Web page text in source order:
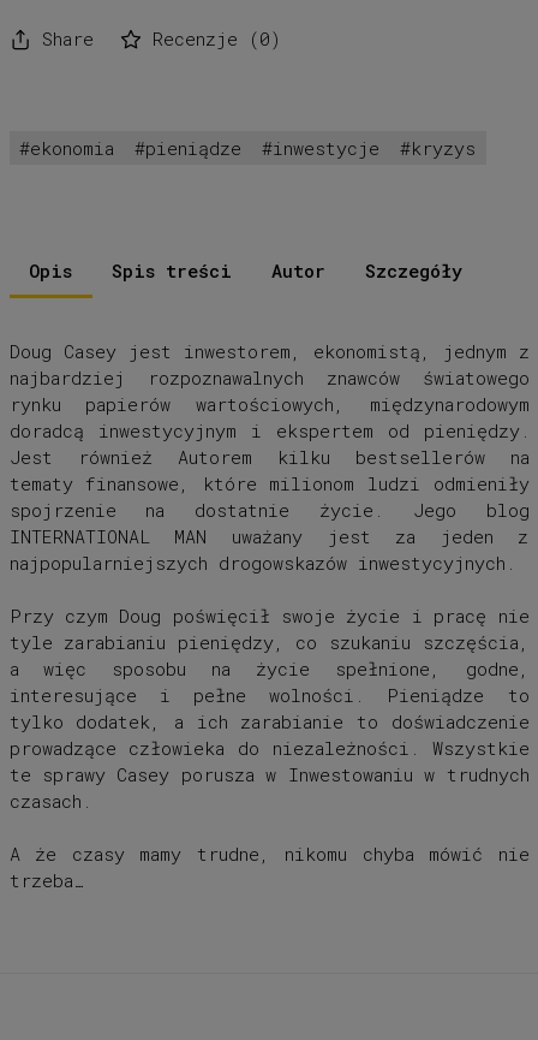
Share Recenzje (0)
ekonomia pieniądze inwestycje kryzys
Opis Spis treści Autor Szczegóły
Doug Casey jest inwestorem, ekonomistą, jednym z
najbardziej rozpoznawalnych znawców światowego
rynku papierów wartościowych, międzynarodowym
doradcą inwestycyjnym i ekspertem od pieniędzy.
Jest również Autorem kilku bestsellerów na
tematy finansowe, które milionom ludzi odmieniły
spojrzenie na dostatnie życie. Jego blog
INTERNATIONAL MAN uważany jest za jeden z
najpopularniejszych drogowskazów inwestycyjnych.
Przy czym Doug poświęcił swoje życie i pracę nie
tyle zarabianiu pieniędzy, co szukaniu szczęścia,
a więc sposobu na życie spełnione, godne,
interesujące i pełne wolności. Pieniądze to
tylko dodatek, a ich zarabianie to doświadczenie
prowadzące człowieka do niezależności. Wszystkie
te sprawy Casey porusza w Inwestowaniu w trudnych
czasach .
A że czasy mamy trudne, nikomu chyba mówić nie
trzeba…